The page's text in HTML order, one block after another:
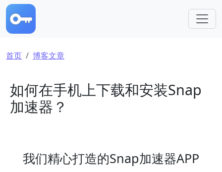
跳转到主要内容
面包屑
首页 博客文章
如何在手机上下载和安装Snap
加速器？
我们精心打造的Snap加速器APP